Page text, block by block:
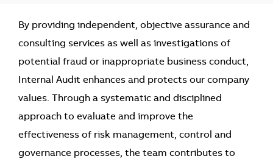
By providing independent, objective assurance and
consulting services as well as investigations of
potential fraud or inappropriate business conduct,
Internal Audit enhances and protects our company
values. Through a systematic and disciplined
approach to evaluate and improve the
effectiveness of risk management, control and
governance processes, the team contributes to